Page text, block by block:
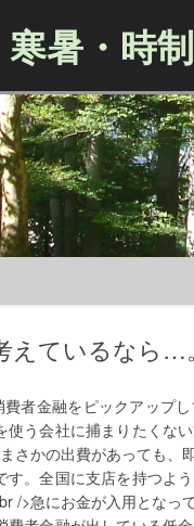
暑・時
えているなら…。
者金融をピックアップ
う会社に捕まりたくな
さかの出費があっても、
。全国に支店を持つよ
/>急にお金が入用となっ